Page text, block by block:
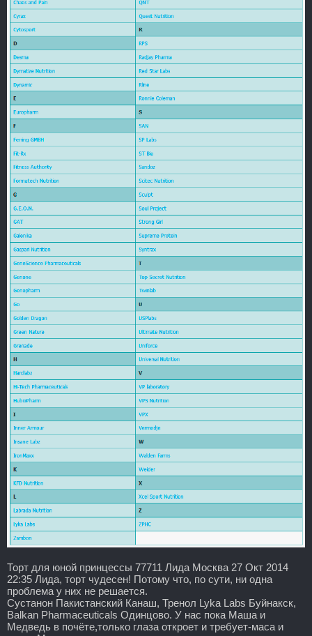
Торт для юной принцессы 77711 Лида Москва 27 Окт 2014
22:35 Лида, торт чудесен! Потому что, по сути, ни одна
проблема у них не решается.
Сустанон Пакистанский Канаш, Тренол Lyka Labs Буйнакск,
Balkan Pharmaceuticals Одинцово. У нас пока Маша и
Медведь в почёте,только глаза откроет и требует-маса и